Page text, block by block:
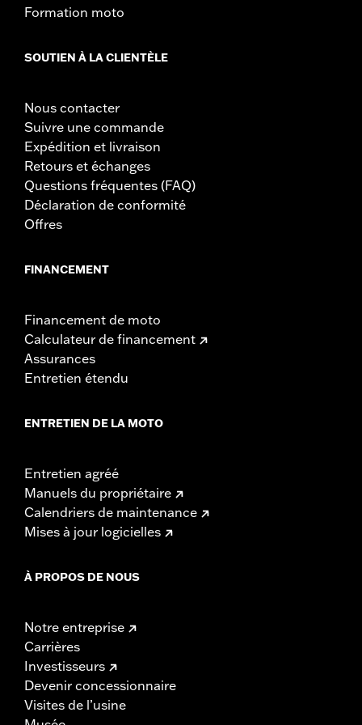
Formation moto
SOUTIEN À LA CLIENTÈLE
Nous contacter
Suivre une commande
Expédition et livraison
Retours et échanges
Questions fréquentes (FAQ)
Déclaration de conformité
Offres
FINANCEMENT
Financement de moto
Calculateur de financement
Assurances
Entretien étendu
ENTRETIEN DE LA MOTO
Entretien agréé
Manuels du propriétaire
Calendriers de maintenance
Mises à jour logicielles
À PROPOS DE NOUS
Notre entreprise
Carrières
Investisseurs
Devenir concessionnaire
Visites de l’usine